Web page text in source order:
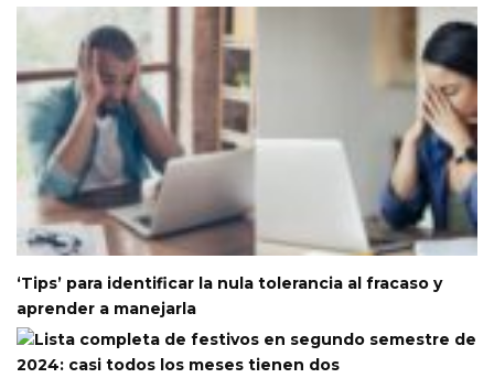
‘Tips’ para identificar la nula tolerancia al fracaso y
aprender a manejarla